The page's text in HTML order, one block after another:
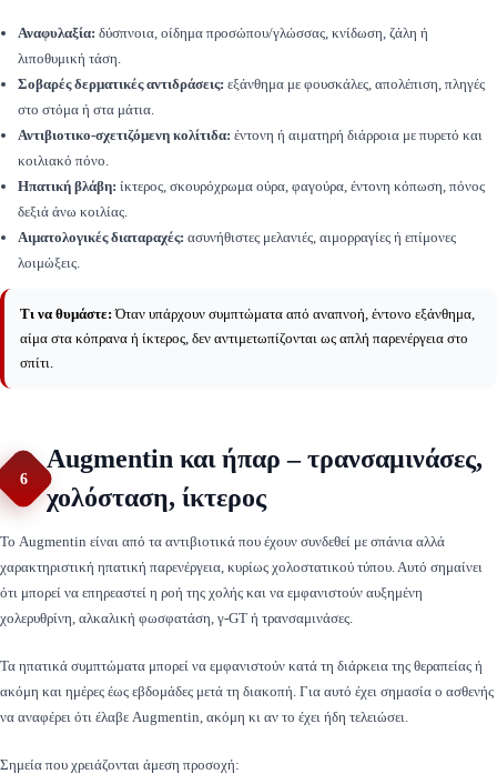
Αναφυλαξία: δύσπνοια, οίδημα προσώπου/γλώσσας, κνίδωση, ζάλη ή
λιποθυμική τάση.
Σοβαρές δερματικές αντιδράσεις: εξάνθημα με φουσκάλες, απολέπιση, πληγές
στο στόμα ή στα μάτια.
Αντιβιοτικο-σχετιζόμενη κολίτιδα: έντονη ή αιματηρή διάρροια με πυρετό και
κοιλιακό πόνο.
Ηπατική βλάβη: ίκτερος, σκουρόχρωμα ούρα, φαγούρα, έντονη κόπωση, πόνος
δεξιά άνω κοιλίας.
Αιματολογικές διαταραχές: ασυνήθιστες μελανιές, αιμορραγίες ή επίμονες
λοιμώξεις.
Τι να θυμάστε: Όταν υπάρχουν συμπτώματα από αναπνοή, έντονο εξάνθημα,
αίμα στα κόπρανα ή ίκτερος, δεν αντιμετωπίζονται ως απλή παρενέργεια στο
σπίτι.
6
Augmentin και ήπαρ – τρανσαμινάσες,
χολόσταση, ίκτερος
Το Augmentin είναι από τα αντιβιοτικά που έχουν συνδεθεί με σπάνια αλλά
χαρακτηριστική ηπατική παρενέργεια, κυρίως χολοστατικού τύπου. Αυτό σημαίνει
ότι μπορεί να επηρεαστεί η ροή της χολής και να εμφανιστούν αυξημένη
χολερυθρίνη, αλκαλική φωσφατάση, γ-GT ή τρανσαμινάσες.
Τα ηπατικά συμπτώματα μπορεί να εμφανιστούν κατά τη διάρκεια της θεραπείας ή
ακόμη και ημέρες έως εβδομάδες μετά τη διακοπή. Για αυτό έχει σημασία ο ασθενής
να αναφέρει ότι έλαβε Augmentin, ακόμη κι αν το έχει ήδη τελειώσει.
Σημεία που χρειάζονται άμεση προσοχή: